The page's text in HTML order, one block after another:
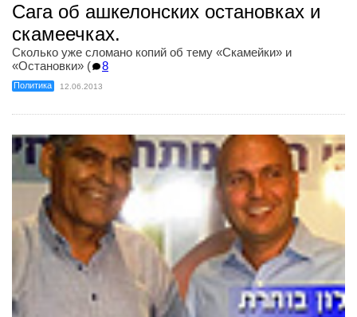
Сага об ашкелонских остановках и
скамеечках.
Сколько уже сломано копий об тему «Скамейки» и
«Остановки» (
8
Политика 12.06.2013